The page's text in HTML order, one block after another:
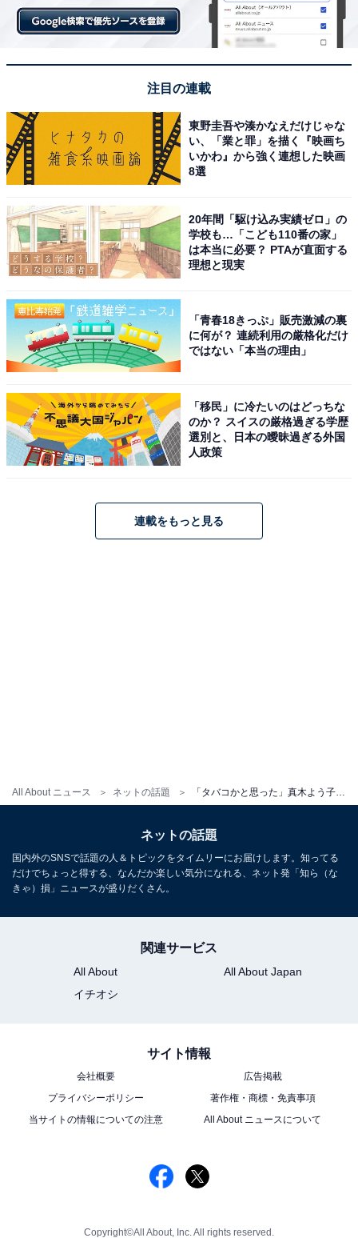
All About ニュース ネットの話題 「タバコかと思った」真木よう子、“ヤンキー座り”に大反響！ 「やさぐれてる」「様になってる感が凄い」
注目の連載
東野圭吾や湊かなえだけじゃな
い、「業と罪」を描く『映画ち
いかわ』から強く連想した映画
8選
20年間「駆け込み実績ゼロ」の
学校も…「こども110番の家」
は本当に必要？ PTAが直面する
理想と現実
「青春18きっぷ」販売激減の裏
に何が？ 連続利用の厳格化だけ
ではない「本当の理由」
「移民」に冷たいのはどっちな
のか？ スイスの厳格過ぎる学歴
選別と、日本の曖昧過ぎる外国
人政策
連載をもっと見る
ネットの話題
国内外のSNSで話題の人＆トピックをタイムリーにお届けします。知ってる
だけでちょっと得する、なんだか楽しい気分になれる、ネット発「知ら（な
きゃ）損」ニュースが盛りだくさん。
関連サービス
All About
All About Japan
イチオシ
サイト情報
会社概要
広告掲載
プライバシーポリシー
著作権・商標・免責事項
当サイトの情報についての注意
All About ニュースについて
Copyright©All About, Inc. All rights reserved.